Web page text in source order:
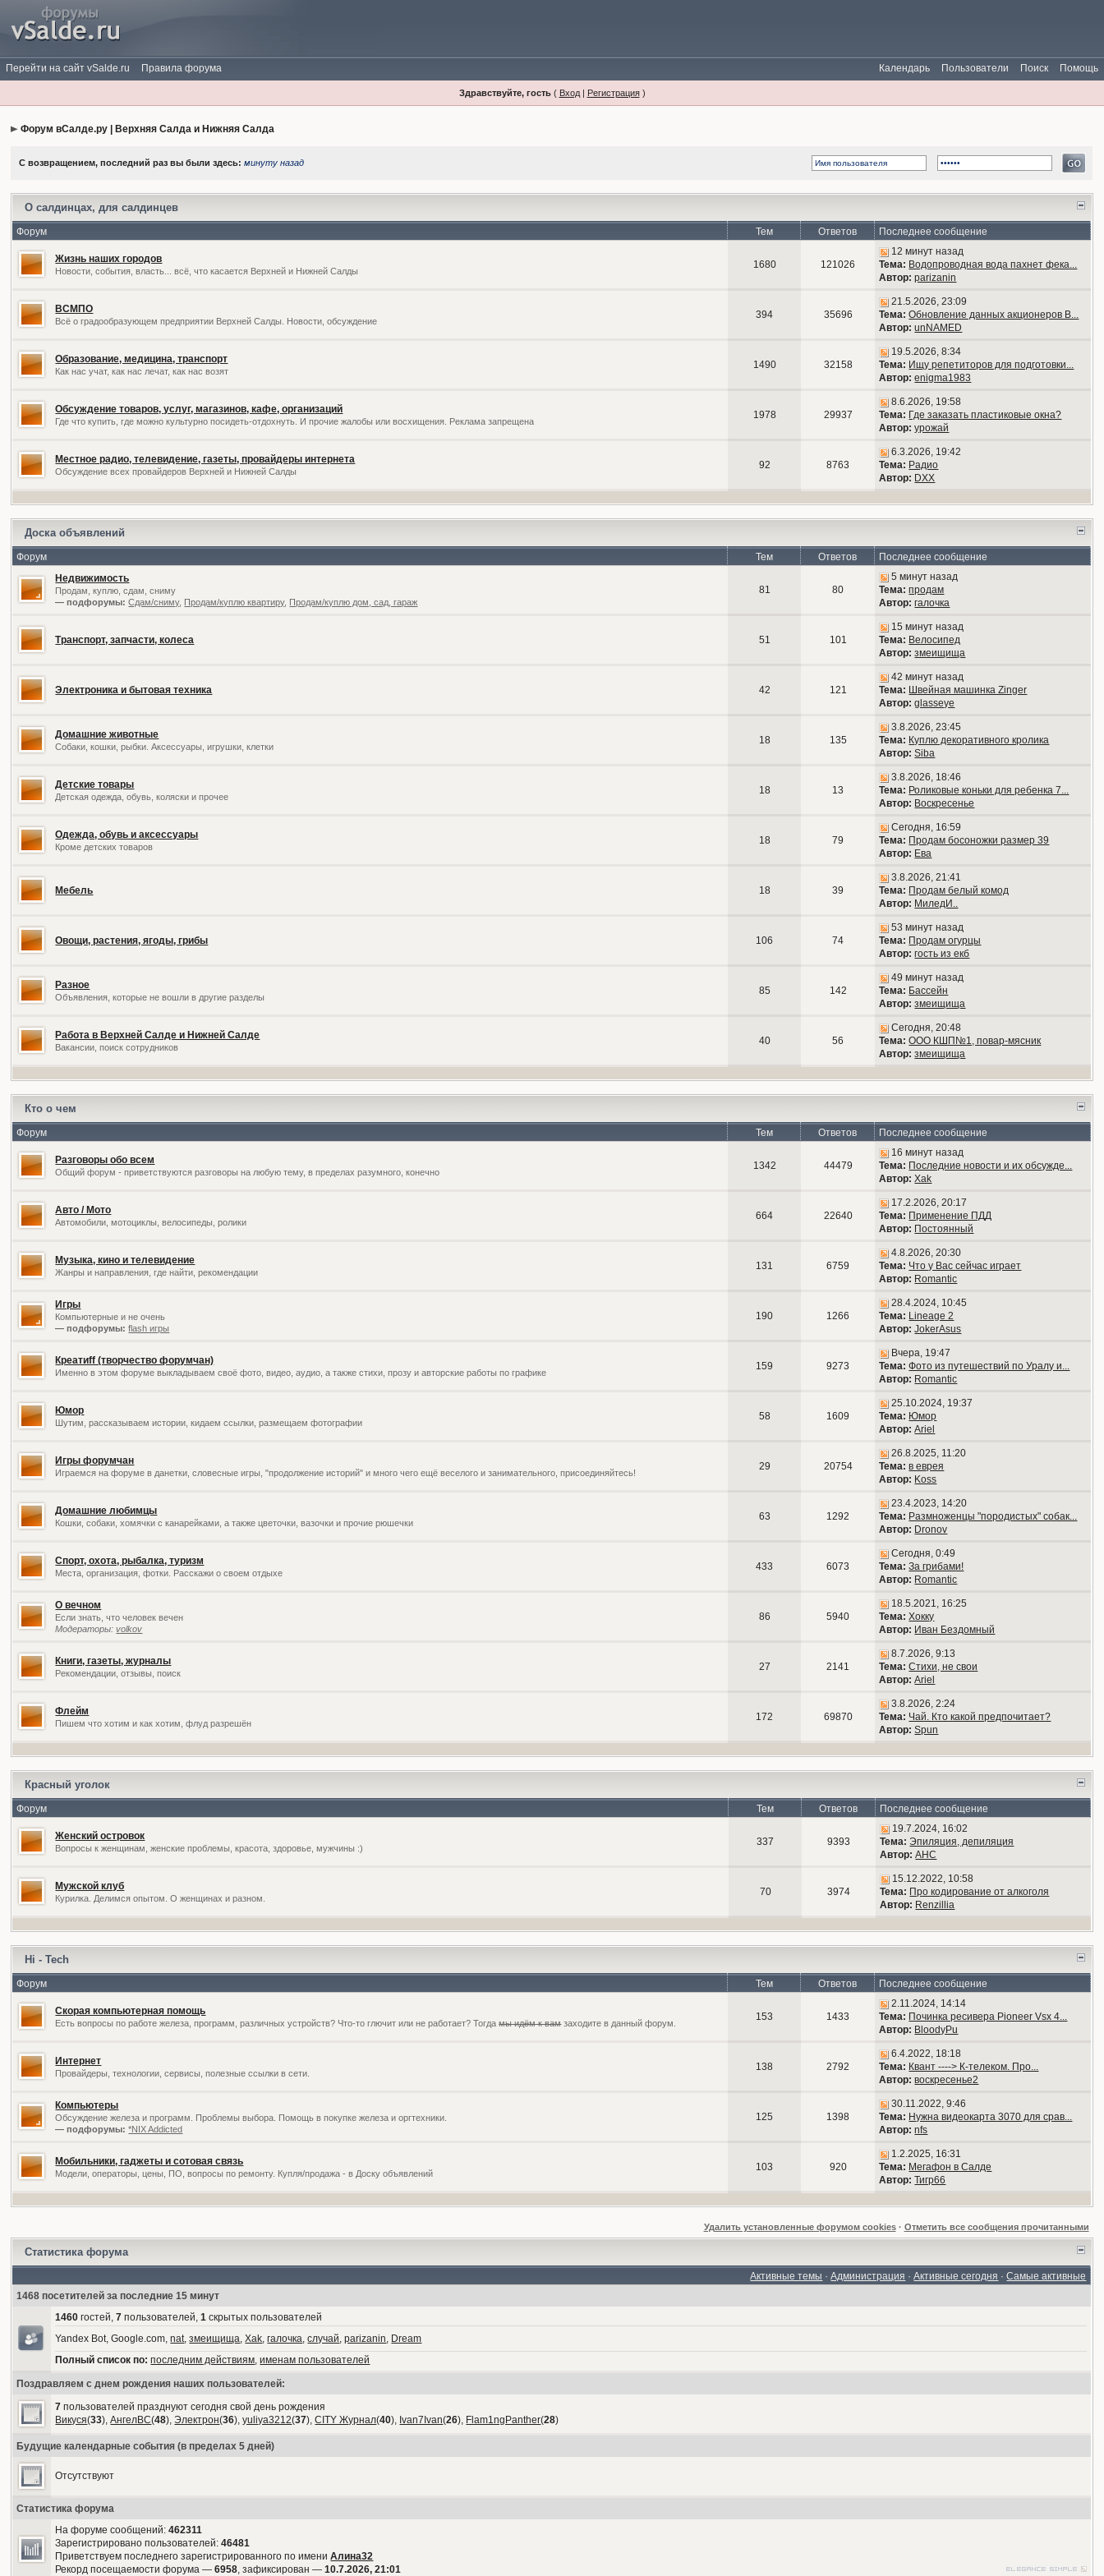
Перейти на сайт vSalde.ru Правила форума Помощь
Поиск
Пользователи
Календарь
Здравствуйте, гость( Вход| Регистрация)
Форум вСалде.ру | Верхняя Салда и Нижняя Салда
С возвращением, последний раз вы были здесь:минуту назад
О салдинцах, для салдинцев
Форум Тем Ответов Последнее сообщение
Жизнь наших городов
Новости, события, власть... всё, что касается Верхней и Нижней Салды
1680 121026
12 минут назад
Тема: Водопроводная вода пахнет фека...
Автор: parizanin
ВСМПО
Всё о градообразующем предприятии Верхней Салды. Новости, обсуждение
394 35696
21.5.2026, 23:09
Тема: Обновление данных акционеров В...
Автор: unNAMED
Образование, медицина, транспорт
Как нас учат, как нас лечат, как нас возят
1490 32158
19.5.2026, 8:34
Тема: Ищу репетиторов для подготовки...
Автор: enigma1983
Обсуждение товаров, услуг, магазинов, кафе, организаций
Где что купить, где можно культурно посидеть-отдохнуть. И прочие жалобы или восхищения. Реклама запрещена
1978 29937
8.6.2026, 19:58
Тема: Где заказать пластиковые окна?
Автор: урожай
Местное радио, телевидение, газеты, провайдеры интернета
Обсуждение всех провайдеров Верхней и Нижней Салды
92 8763
6.3.2026, 19:42
Тема: Радио
Автор: DXX
Доска объявлений
Форум Тем Ответов
Последнее сообщение
Недвижимость
Продам, куплю, сдам, сниму
— подфорумы: Сдам/сниму, Продам/куплю квартиру, Продам/куплю дом, сад, гараж
81 80
5 минут назад
Тема: продам
Автор: галочка
Транспорт, запчасти, колеса 51 101
15 минут назад
Тема: Велосипед
Автор: змеищища
Электроника и бытовая техника 42 121
42 минут назад
Тема: Швейная машинка Zinger
Автор: glasseye
Домашние животные
Собаки, кошки, рыбки. Аксессуары, игрушки, клетки
18 135
3.8.2026, 23:45
Тема: Куплю декоративного кролика
Автор: Siba
Детские товары
Детская одежда, обувь, коляски и прочее
18 13
3.8.2026, 18:46
Тема: Роликовые коньки для ребенка 7...
Автор: Воскресенье
Одежда, обувь и аксессуары
Кроме детских товаров
18 79
Сегодня, 16:59
Тема: Продам босоножки размер 39
Автор: Ева
Мебель 18 39
3.8.2026, 21:41
Тема: Продам белый комод
Автор: МиледИ..
Овощи, растения, ягоды, грибы 106 74
53 минут назад
Тема: Продам огурцы
Автор: гость из екб
Разное
Объявления, которые не вошли в другие разделы
85 142
49 минут назад
Тема: Бассейн
Автор: змеищища
Работа в Верхней Салде и Нижней Салде
Вакансии, поиск сотрудников
40 56
Сегодня, 20:48
Тема: ООО КШП№1, повар-мясник
Автор: змеищища
Кто о чем
Форум Тем Ответов Последнее сообщение
Разговоры обо всем
Общий форум - приветствуются разговоры на любую тему, в пределах разумного, конечно
1342 44479
16 минут назад
Тема: Последние новости и их обсужде...
Автор: Xak
Авто / Мото
Автомобили, мотоциклы, велосипеды, ролики
664 22640
17.2.2026, 20:17
Тема: Применение ПДД
Автор: Постоянный
Музыка, кино и телевидение
Жанры и направления, где найти, рекомендации
131 6759
4.8.2026, 20:30
Тема: Что у Вас сейчас играет
Автор: Romantic
Игры
Компьютерные и не очень
— подфорумы: flash игры
190 1266
28.4.2024, 10:45
Тема: Lineage 2
Автор: JokerAsus
Креатиff (творчество форумчан)
Именно в этом форуме выкладываем своё фото, видео, аудио, а также стихи, прозу и авторские работы по графике
159 9273
Вчера, 19:47
Тема: Фото из путешествий по Уралу и...
Автор: Romantic
Юмор
Шутим, рассказываем истории, кидаем ссылки, размещаем фотографии
58 1609
25.10.2024, 19:37
Тема: Юмор
Автор: Ariel
Игры форумчан
Играемся на форуме в данетки, словесные игры, "продолжение историй" и много чего ещё веселого и занимательного, присоединяйтесь!
29 20754
26.8.2025, 11:20
Тема: в еврея
Автор: Koss
Домашние любимцы
Кошки, собаки, хомячки с канарейками, а также цветочки, вазочки и прочие рюшечки
63 1292
23.4.2023, 14:20
Тема: Размноженцы "породистых" собак...
Автор: Dronov
Спорт, охота, рыбалка, туризм
Места, организация, фотки. Расскажи о своем отдыхе
433 6073
Сегодня, 0:49
Тема: За грибами!
Автор: Romantic
О вечном
Если знать, что человек вечен
Модераторы:volkov
86 5940
18.5.2021, 16:25
Тема: Хокку
Автор: Иван Бездомный
Книги, газеты, журналы
Рекомендации, отзывы, поиск
27 2141
8.7.2026, 9:13
Тема: Стихи, не свои
Автор: Ariel
Флейм
Пишем что хотим и как хотим, флуд разрешён
172 69870
3.8.2026, 2:24
Тема: Чай. Кто какой предпочитает?
Автор: Spun
Красный уголок
Форум Тем Ответов Последнее сообщение
Женский островок
Вопросы к женщинам, женские проблемы, красота, здоровье, мужчины :)
337 9393
19.7.2024, 16:02
Тема: Эпиляция, депиляция
Автор: АНС
Мужской клуб
Курилка. Делимся опытом. О женщинах и разном.
70 3974
15.12.2022, 10:58
Тема: Про кодирование от алкоголя
Автор: Renzillia
Hi - Tech
Форум Тем Ответов Последнее сообщение
Скорая компьютерная помощь
Есть вопросы по работе железа, программ, различных устройств? Что-то глючит или не работает? Тогдамы идём к вамзаходите в данный форум.
153 1433
2.11.2024, 14:14
Тема: Починка ресивера Pioneer Vsx 4...
Автор: BloodyPu
Интернет
Провайдеры, технологии, сервисы, полезные ссылки в сети.
138 2792
6.4.2022, 18:18
Тема: Квант ----> К-телеком. Про...
Автор: воскресенье2
Компьютеры
Обсуждение железа и программ. Проблемы выбора. Помощь в покупке железа и оргтехники.
— подфорумы: *NIX Addicted
125 1398
30.11.2022, 9:46
Тема: Нужна видеокарта 3070 для срав...
Автор: nfs
Мобильники, гаджеты и сотовая связь
Модели, операторы, цены, ПО, вопросы по ремонту. Купля/продажа - в Доску объявлений
103 920
1.2.2025, 16:31
Тема: Мегафон в Салде
Автор: Тигр66
Удалить установленные форумом cookies· Отметить все сообщения прочитанными
Статистика форума
Активные темы ·Администрация ·Активные сегодня ·Самые активные
1468 посетителей за последние 15 минут
1460 гостей,7 пользователей,1 скрытых пользователей
Yandex Bot, Google.com,nat,змеищища,Xak,галочка,случай,parizanin, Dream
Полный список по: последним действиям,именам пользователей
Поздравляем с днем рождения наших пользователей:
7 пользователей празднуют сегодня свой день рождения
Викуся(33),АнгелВС(48),Электрон(36),yuliya3212(37),CITY Журнал(40), Ivan7Ivan(26), Flam1ngPanther(28)
Будущие календарные события (в пределах 5 дней)
Отсутствуют
Статистика форума
На форуме сообщений:462311
Зарегистрировано пользователей:46481
Приветствуем последнего зарегистрированного по имениАлина32
Рекорд посещаемости форума —6958, зафиксирован —10.7.2026, 21:01